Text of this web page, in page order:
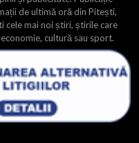
de ultimă oră din Pitești,
cele mai noi știri, știrile care
cultură sau sport.